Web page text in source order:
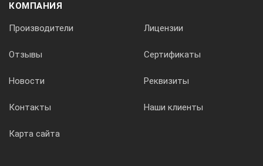
КОМПАНИЯ
Производители Лицензии
Отзывы Сертификаты
Новости Реквизиты
Контакты Наши клиенты
Карта сайта